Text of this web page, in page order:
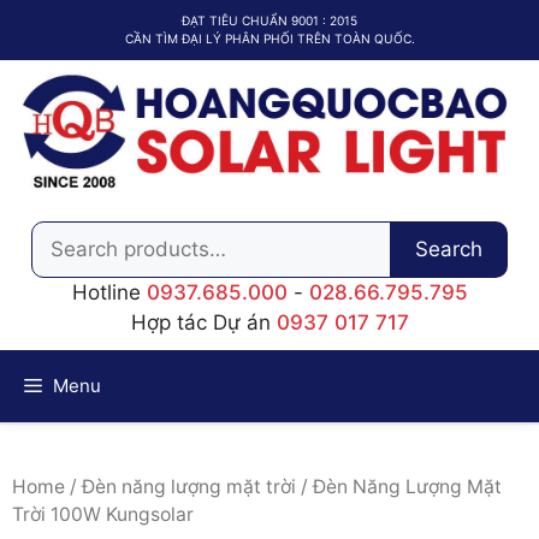
dung
ĐẠT TIÊU CHUẨN 9001 : 2015
CẦN TÌM ĐẠI LÝ PHÂN PHỐI TRÊN TOÀN QUỐC.
Search
for:
Search
Hotline 0937.685.000 - 028.66.795.795
Hợp tác Dự án 0937 017 717
Menu
Home /Đèn năng lượng mặt trời / Đèn Năng Lượng Mặt
Trời 100W Kungsolar